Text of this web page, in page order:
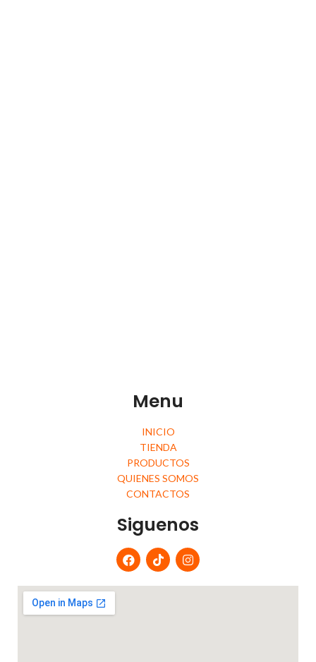
Menu
INICIO
TIENDA
PRODUCTOS
QUIENES SOMOS
CONTACTOS
Siguenos